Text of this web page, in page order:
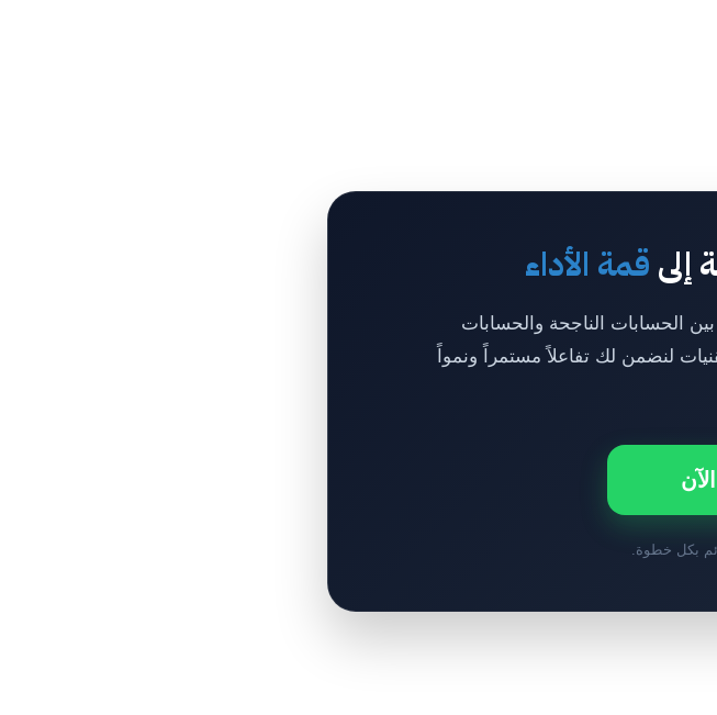
إلى قمة الأداء
الحسابات الناجحة والحسابات
لنضمن لك تفاعلاً مستمراً ونمواً
بكل خطوة.